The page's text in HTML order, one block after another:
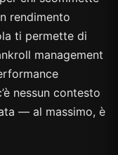
rendimento
ti permette di
management
nessun contesto
— al massimo, è